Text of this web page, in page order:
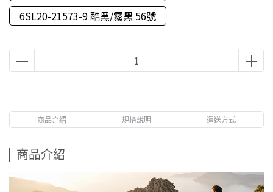
6SL20-21573-9 酷黑/霧黑 56號
商品介紹 規格說明 運送方式
商品介紹